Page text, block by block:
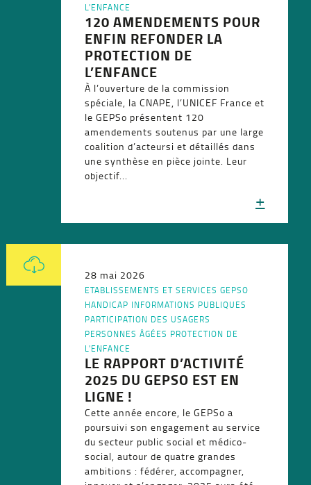
L'ENFANCE
120 AMENDEMENTS POUR
ENFIN REFONDER LA
PROTECTION DE
L’ENFANCE
À l’ouverture de la commission
spéciale, la CNAPE, l’UNICEF France et
le GEPSo présentent 120
amendements soutenus par une large
coalition d’acteursi et détaillés dans
une synthèse en pièce jointe. Leur
objectif...
+
28 mai 2026
ETABLISSEMENTS ET SERVICES GEPSO
HANDICAP INFORMATIONS PUBLIQUES
PARTICIPATION DES USAGERS
PERSONNES ÂGÉES PROTECTION DE
L'ENFANCE
LE RAPPORT D’ACTIVITÉ
2025 DU GEPSO EST EN
LIGNE !
Cette année encore, le GEPSo a
poursuivi son engagement au service
du secteur public social et médico-
social, autour de quatre grandes
ambitions : fédérer, accompagner,